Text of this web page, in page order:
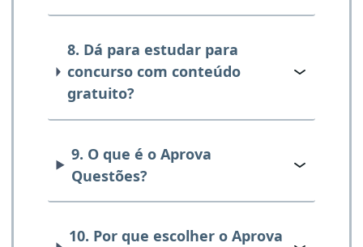
8. Dá para estudar para
concurso com conteúdo
gratuito?
9. O que é o Aprova
Questões?
10. Por que escolher o Aprova